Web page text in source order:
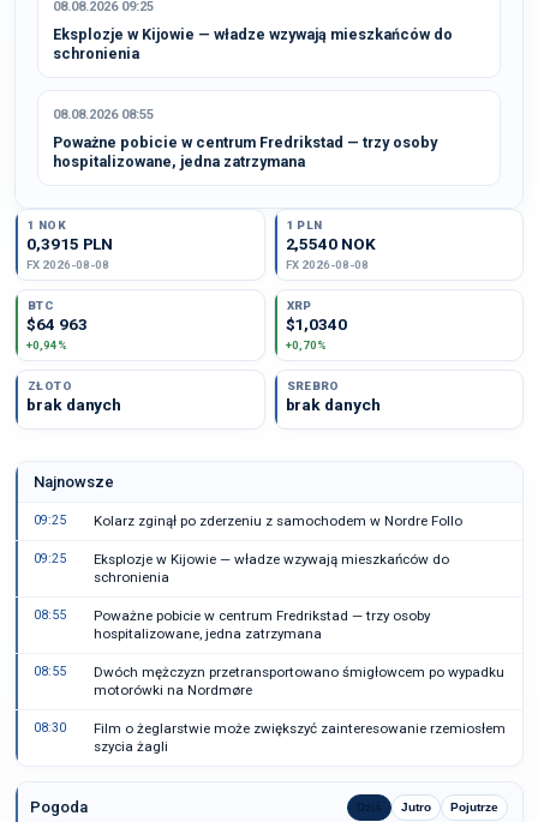
08.08.2026 09:25
Eksplozje w Kijowie — władze wzywają mieszkańców do
schronienia
08.08.2026 08:55
Poważne pobicie w centrum Fredrikstad — trzy osoby
hospitalizowane, jedna zatrzymana
1 NOK
0,3915 PLN
FX 2026-08-08
1 PLN
2,5540 NOK
FX 2026-08-08
BTC
$64 963
+0,94%
XRP
$1,0340
+0,70%
ZŁOTO
brak danych
SREBRO
brak danych
Najnowsze
09:25 Kolarz zginął po zderzeniu z samochodem w Nordre Follo
09:25
Eksplozje w Kijowie — władze wzywają mieszkańców do
schronienia
08:55
Poważne pobicie w centrum Fredrikstad — trzy osoby
hospitalizowane, jedna zatrzymana
08:55
Dwóch mężczyzn przetransportowano śmigłowcem po wypadku
motorówki na Nordmøre
08:30
Film o żeglarstwie może zwiększyć zainteresowanie rzemiosłem
szycia żagli
Pogoda Dziś Jutro Pojutrze